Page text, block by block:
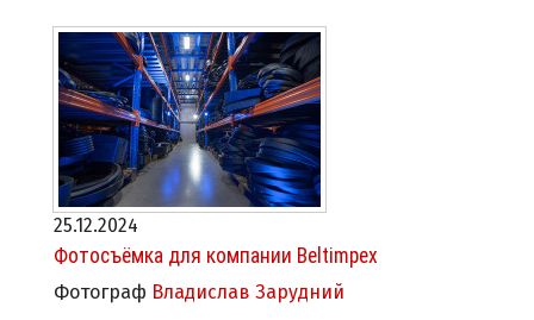
25.12.2024
Фотосъёмка для компании Beltimpex
Фотограф Владислав Зарудний